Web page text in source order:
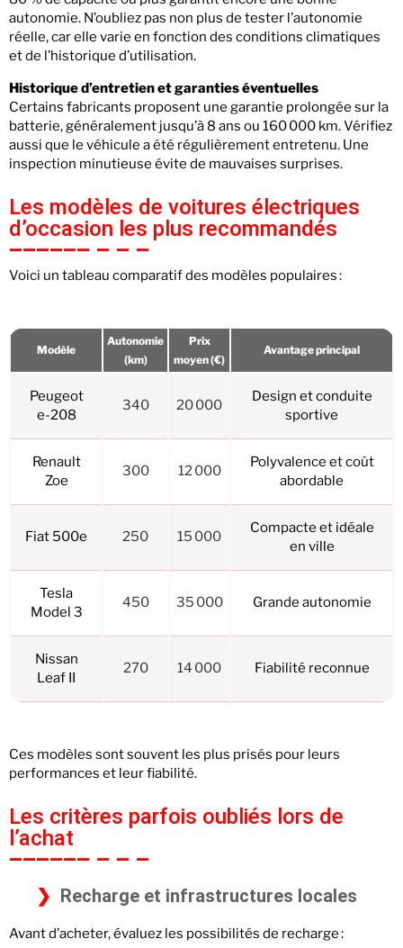
autonomie. N’oubliez pas non plus de tester l’autonomie
réelle, car elle varie en fonction des conditions climatiques
et de l’historique d’utilisation.
Historique d’entretien et garanties éventuelles
Certains fabricants proposent une garantie prolongée sur la
batterie, généralement jusqu’à 8 ans ou 160 000 km. Vérifiez
aussi que le véhicule a été régulièrement entretenu. Une
inspection minutieuse évite de mauvaises surprises.
Les modèles de voitures électriques
d’occasion les plus recommandés
Voici un tableau comparatif des modèles populaires :
Modèle
Autonomie
(km)
Prix
moyen (€)
Avantage principal
Peugeot
e-208
340 20 000
Design et conduite
sportive
Renault
Zoe
300 12 000
Polyvalence et coût
abordable
Fiat 500e 250 15 000
Compacte et idéale
en ville
Tesla
Model 3
450 35 000 Grande autonomie
Nissan
Leaf II
270 14 000 Fiabilité reconnue
Ces modèles sont souvent les plus prisés pour leurs
performances et leur fiabilité.
Les critères parfois oubliés lors de
l’achat
Recharge et infrastructures locales
Avant d’acheter, évaluez les possibilités de recharge :